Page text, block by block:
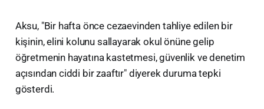
​Aksu, "Bir hafta önce cezaevinden tahliye edilen bir
kişinin, elini kolunu sallayarak okul önüne gelip
öğretmenin hayatına kastetmesi, güvenlik ve denetim
açısından ciddi bir zaaftır" diyerek duruma tepki
gösterdi.